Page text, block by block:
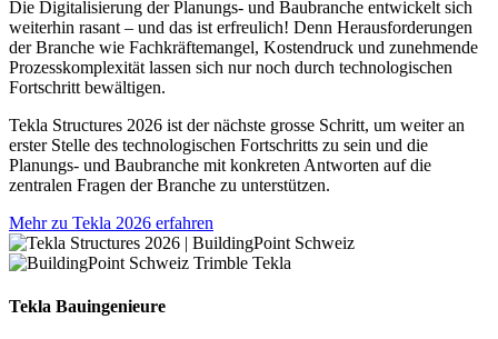
Die Digitalisierung der Planungs- und Baubranche entwickelt sich
weiterhin rasant – und das ist erfreulich! Denn Herausforderungen
der Branche wie Fachkräftemangel, Kostendruck und zunehmende
Prozesskomplexität lassen sich nur noch durch technologischen
Fortschritt bewältigen.
Tekla Structures 2026 ist der nächste grosse Schritt, um weiter an
erster Stelle des technologischen Fortschritts zu sein und die
Planungs- und Baubranche mit konkreten Antworten auf die
zentralen Fragen der Branche zu unterstützen.
Mehr zu Tekla 2026 erfahren
Tekla Bauingenieure